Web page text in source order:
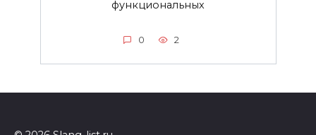
функциональных
0 2